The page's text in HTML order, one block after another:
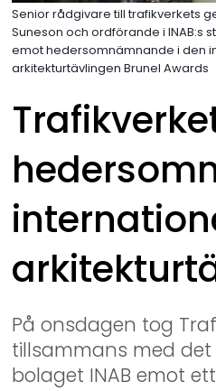
Senior rådgivare till trafikverkets
Suneson och ordförande i INAB:s
emot hedersomnämnande i den
arkitekturtävlingen Brunel Awards
På onsdagen tog
tillsammans med
bolaget INAB emot